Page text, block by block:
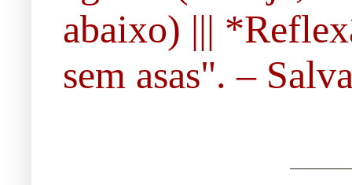
abaixo) |||
sem asas". –